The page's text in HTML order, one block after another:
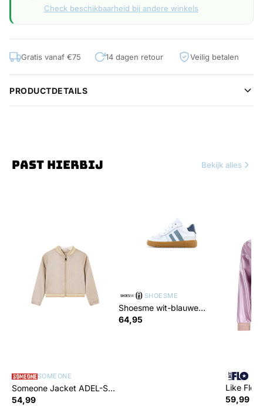
Check beschikbaarheid bij andere winkels
Gratis vanaf €75 14 dagen retour Veilig betalen
PRODUCTDETAILS
PAST HIERBIJ Bekijk alles
SOMEONE
Someone Jacket ADEL-SG-
60-P
54,99
SHOESME
Shoesme wit-blauwe
sneaker met strepen
64,95
Like Flo
59,99